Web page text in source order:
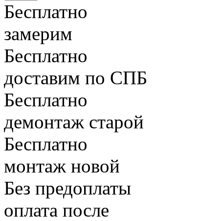
Бесплатно
замерим
Бесплатно
доставим по СПБ
Бесплатно
демонтаж старой
Бесплатно
монтаж новой
Без предоплаты
оплата после